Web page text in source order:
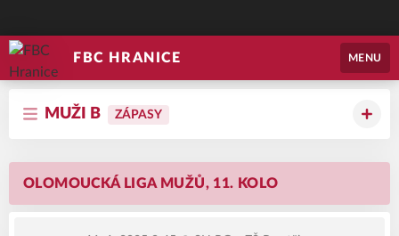
FBC HRANICE MENU
MUŽI B ZÁPASY
OLOMOUCKÁ LIGA MUŽŮ, 11. KOLO